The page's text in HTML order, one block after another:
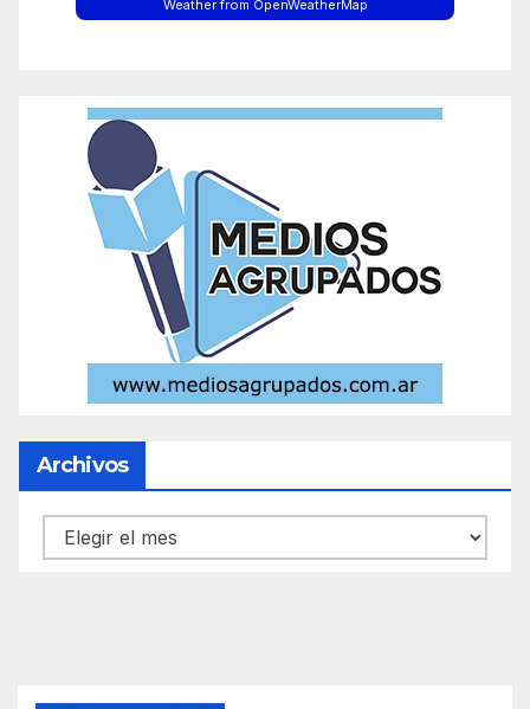
Weather from OpenWeatherMap
Archivos
Archivos